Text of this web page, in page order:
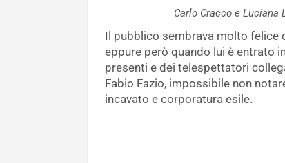
Carlo Cracco e Luciana
Il pubblico sembrava molto felice
eppure però quando lui è entrato
presenti e dei telespettatori
Fabio Fazio, impossibile non
incavato e corporatura esile.